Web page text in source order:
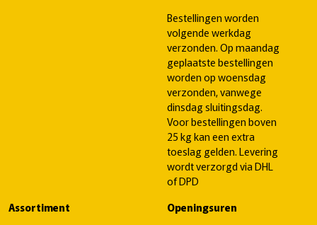
Bestellingen worden
volgende werkdag
verzonden. Op maandag
geplaatste bestellingen
worden op woensdag
verzonden, vanwege
dinsdag sluitingsdag.
Voor bestellingen boven
25 kg kan een extra
toeslag gelden. Levering
wordt verzorgd via DHL
of DPD
Assortiment
Openingsuren